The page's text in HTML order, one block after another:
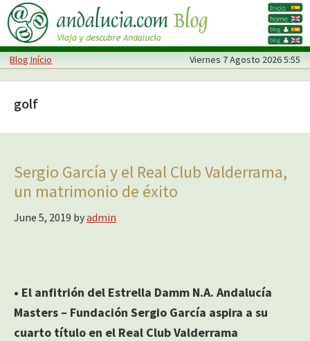
Skip
to
main
content
Skip
to
primary
sidebar
Blog Início Viernes 7 Agosto 2026 5:55
golf
Sergio García y el Real Club Valderrama,
un matrimonio de éxito
June 5, 2019 byadmin
• El anfitrión del Estrella Damm N.A. Andalucía
Masters – Fundación Sergio García aspira a su
cuarto título en el Real Club Valderrama